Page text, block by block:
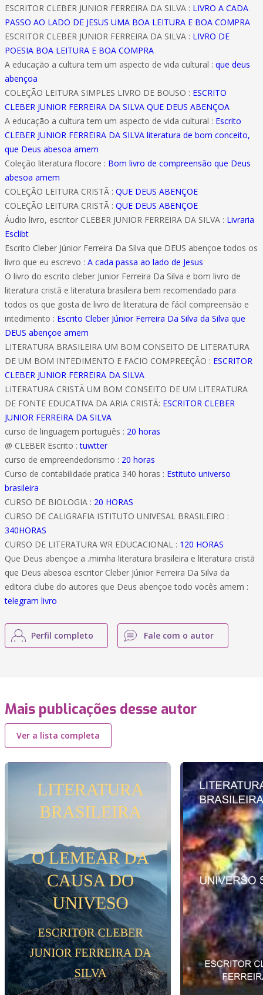
ESCRITOR CLEBER JUNIOR FERREIRA DA SILVA : LIVRO A CADA
PASSO AO LADO DE JESUS UMA BOA LEITURA E BOA COMPRA
ESCRITOR CLEBER JUNIOR FERREIRA DA SILVA : LIVRO DE
POESIA BOA LEITURA E BOA COMPRA
A educação a cultura tem um aspecto de vida cultural : que deus
abençoa
COLEÇÃO LEITURA SIMPLES LIVRO DE BOUSO : ESCRITO
CLEBER JUNIOR FERREIRA DA SILVA QUE DEUS ABENÇOA
A educação a cultura tem um aspecto de vida cultural : Escrito
CLEBER JUNIOR FERREIRA DA SILVA literatura de bom conceito,
que Deus abesoa amem
Coleção literatura flocore : Bom livro de compreensão que Deus
abesoa amem
COLEÇÃO LEITURA CRISTÃ : QUE DEUS ABENÇOE
COLEÇÃO LEITURA CRISTÃ : QUE DEUS ABENÇOE
Áudio livro, escritor CLEBER JUNIOR FERREIRA DA SILVA : Livraria
Esclibt
Escrito Cleber Júnior Ferreira Da Silva que DEUS abençoe todos os
livro que eu escrevo : A cada passa ao lado de Jesus
O livro do escrito cleber Junior Ferreira Da Silva e bom livro de
literatura cristã e literatura brasileira bem recomendado para
todos os que gosta de livro de literatura de fácil compreensão e
intedimento : Escrito Cleber Júnior Ferreira Da Silva da Silva que
DEUS abençoe amem
LITERATURA BRASILEIRA UM BOM CONSEITO DE LITERATURA
DE UM BOM INTEDIMENTO E FACIO COMPREEÇÃO : ESCRITOR
CLEBER JUNIOR FERREIRA DA SILVA
LITERATURA CRISTÃ UM BOM CONSEITO DE UM LITERATURA
DE FONTE EDUCATIVA DA ARIA CRISTÃ: ESCRITOR CLEBER
JUNIOR FERREIRA DA SILVA
curso de linguagem português : 20 horas
@ CLEBER Escrito :tuwtter
curso de empreendedorismo : 20 horas
Curso de contabilidade pratica 340 horas : Estituto universo
brasileira
CURSO DE BIOLOGIA : 20 HORAS
CURSO DE CALIGRAFIA ISTITUTO UNIVESAL BRASILEIRO :
340HORAS
CURSO DE LITERATURA WR EDUCACIONAL : 120 HORAS
Que Deus abençoe a .mimha literatura brasileira e literatura cristã
que Deus abesoa escritor Cleber Júnior Ferreira Da Silva da
editora clube do autores que Deus abençoe todo vocês amem :
telegram livro
Perfil completo Fale com o autor
Mais publicações desse autor
Ver a lista completa